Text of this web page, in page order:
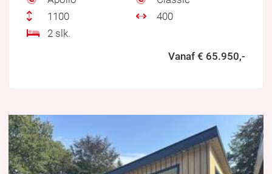
1100
400
2 slk.
Vanaf € 65.950,-